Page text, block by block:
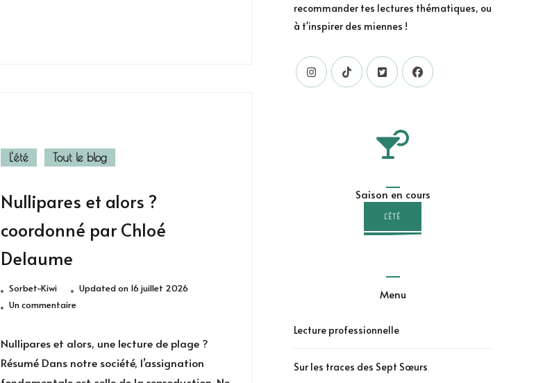
L'été Tout le blog
Nullipares et alors ?
coordonné par Chloé
Delaume
Sorbet-Kiwi Updated on 16 juillet 2026
Un commentairesur
et
?
Nullipares et alors, une lecture de plage ?
Résumé Dans notre société, l’assignation
recommander tes lectures thématiques, ou
à t'inspirer des miennes !
Saison en cours
L'ÉTÉ
Menu
Lecture professionnelle
Sur les traces des Sept Sœurs